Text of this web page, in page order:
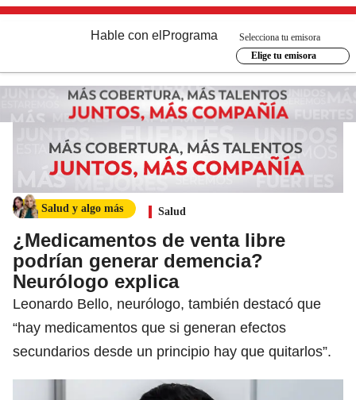
Hable con el Programa
Selecciona tu emisora
Elige tu emisora
Salud y algo más Salud
¿Medicamentos de venta libre
podrían generar demencia?
Neurólogo explica
Leonardo Bello, neurólogo, también destacó que
“hay medicamentos que si generan efectos
secundarios desde un principio hay que quitarlos”.